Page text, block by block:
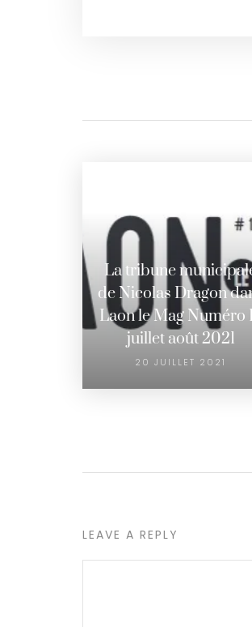
La tribune
de Nicolas Dragon
Laon le Mag Numéro
juillet août 2021
20 JUILLET 2021
LEAVE A REPLY